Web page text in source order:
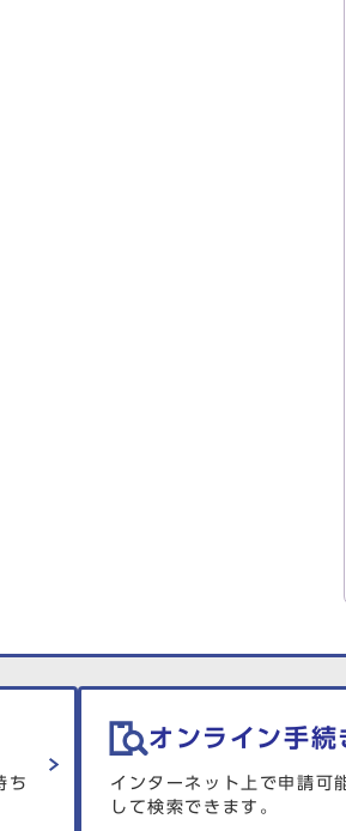
ち
オンライン手続
インターネット上で申請可
して検索できます。